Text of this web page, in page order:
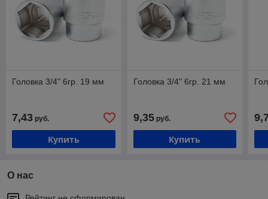
Головка 3/4" 6гр. 19 мм
7,43 руб.
Купить
Головка 3/4" 6гр. 21 мм
9,35руб.
Купить
О нас